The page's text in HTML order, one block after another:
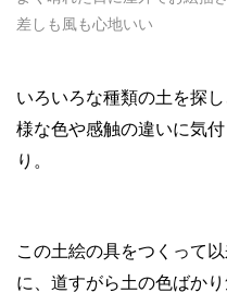
差しも風も心地いい
いろいろな種類の土を探
様な色や感触の違いに気
り。
この土絵の具をつくって
に、道すがら土の色ばか